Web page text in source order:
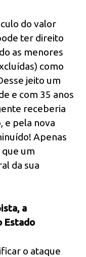
do valor
ter direito
as menores
como
jeito um
e com 35 anos
receberia
e pela nova
Apenas
um
da sua
a
Estado
o ataque